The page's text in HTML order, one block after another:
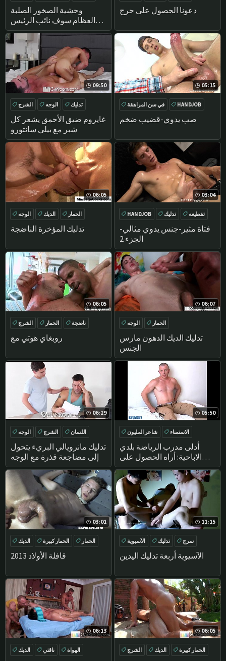
وحشية الصخور الصلبة
العظام سوف نائب الرئيس
لفترة وجيزة
الاستمناء
دعونا الحصول على حرج
09:50
غايروم ضيق الأحمق يشعر كل
شبر مع بيلي سانتورو
الشرج الوجه
تدليك
الكتل
05:15
صب يدوي-قضيب ضخم
في سن المراهقة
HANDJOB
بوف
تدليك
06:05
تدليك المؤخرة الناضجة
الوجه الديك
الحمار
DEEPTHROAT
03:04
فتاة مثير-جنس يدوي مثالي-
الجزء 2
HANDJOB تدليك
تقطيعه
الديك
06:05
روبغاي هوتي مع
الشرج الحمار
ناضجة
تدليك
06:07
تدليك الديك الدهون مارس
الجنس
الوجه
الحمار
DEEPTHROAT
الحمار كبيرة
06:29
تدليك مانرويالي البريء يتحول
إلى مضاجعة قذرة مع الوجه
الوجه الشرج
اللسان
تدليك
05:50
أدلى مدرب الرياضة بلدي
الاباحية: أراه الحصول على
رفعوا صاحب الديك ضخمة من
قبل رجل !
شاعر المليون
الاستمناء
تدليك
مباشرة
03:01
قافلة الأولاد 2013
الديك الحمار كبيرة
الحمار
HANDJOB
11:15
الآسيوية أربعة تدليك اليدين
الآسيوية تدليك
سرج
الديك
06:13
الديك ناقتي
الهواة
06:05
الشرج الديك
الحمار كبيرة